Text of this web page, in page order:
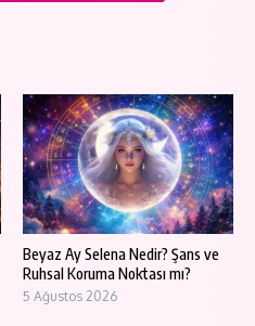
Beyaz Ay Selena Nedir? Şans ve
Ruhsal Koruma Noktası mı?
5 Ağustos 2026